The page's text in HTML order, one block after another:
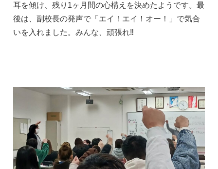
耳を傾け、残り1ヶ月間の心構えを決めたようです。最
後は、副校長の発声で「エイ！エイ！オー！」で気合
いを入れました。みんな、頑張れ‼